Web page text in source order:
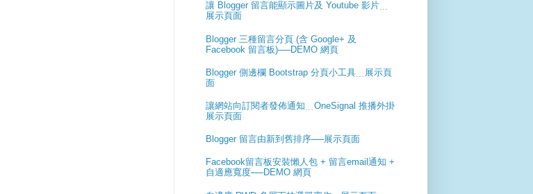
讓 Blogger 留言能顯示圖片及 Youtube 影片﹍
展示頁面
Blogger 三種留言分頁 (含 Google+ 及
Facebook 留言板)──DEMO 網頁
Blogger 側邊欄 Bootstrap 分頁小工具﹍展示頁
面
讓網站向訂閱者發佈通知﹍OneSignal 推播外掛
展示頁面
Blogger 留言由新到舊排序──展示頁面
Facebook留言板安裝懶人包 + 留言email通知 +
自適應寬度──DEMO 網頁